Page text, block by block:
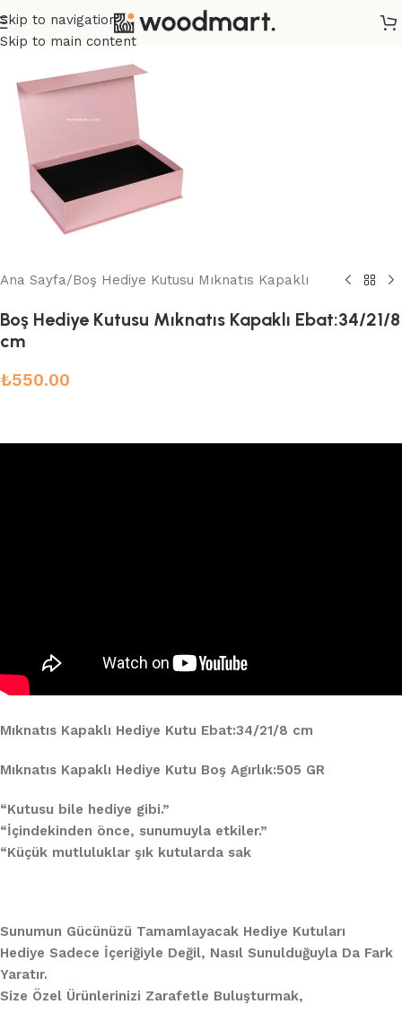
Skip to navigation
Skip to main content
Ana Sayfa/Boş Hediye Kutusu Mıknatıs Kapaklı
Boş Hediye Kutusu Mıknatıs Kapaklı Ebat:34/21/8
cm
₺550.00
Mıknatıs Kapaklı Hediye Kutu Ebat:34/21/8 cm
Mıknatıs Kapaklı Hediye Kutu Boş Agırlık:505 GR
“Kutusu bile hediye gibi.”
“İçindekinden önce, sunumuyla etkiler.”
“Küçük mutluluklar şık kutularda sak
Sunumun Gücünüzü Tamamlayacak Hediye Kutuları
Hediye Sadece İçeriğiyle Değil, Nasıl Sunulduğuyla Da Fark
Yaratır.
Size Özel Ürünlerinizi Zarafetle Buluşturmak,